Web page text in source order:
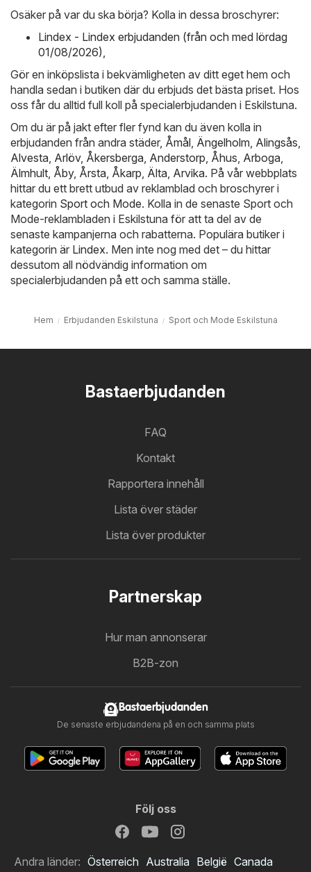
Osäker på var du ska börja? Kolla in dessa broschyrer:
Lindex - Lindex erbjudanden (från och med lördag
01/08/2026)
Gör en inköpslista i bekvämligheten av ditt eget hem och
handla sedan i butiken där du erbjuds det bästa priset. Hos
oss får du alltid full koll på specialerbjudanden i Eskilstuna.
Om du är på jakt efter fler fynd kan du även kolla in
erbjudanden från andra städer, Åmål Ängelholm Alingsås
Alvesta Arlöv, Åkersberga Anderstorp Åhus Arboga
Älmhult Åby, Årsta Åkarp Älta Arvika. På vår webbplats
hittar du ett brett utbud av reklamblad och broschyrer i
kategorin Sport och Mode. Kolla in de senaste Sport och
Mode-reklambladen i Eskilstuna för att ta del av de
senaste kampanjerna och rabatterna. Populära butiker i
kategorin är Lindex. Men inte nog med det – du hittar
dessutom all nödvändig information om
specialerbjudanden på ett och samma ställe.
Hem Erbjudanden Eskilstuna Sport och Mode Eskilstuna
Bastaerbjudanden
FAQ
Kontakt
Rapportera innehåll
Lista över städer
Lista över produkter
Partnerskap
Hur man annonserar
B2B-zon
Bastaerbjudanden
De senaste erbjudandena på en och samma plats
Följ oss
Andra länder: Österreich Australia België Canada